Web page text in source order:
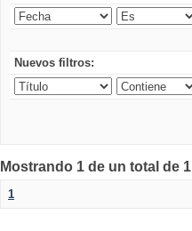
Nuevos filtros:
Mostrando 1 de un total de
1